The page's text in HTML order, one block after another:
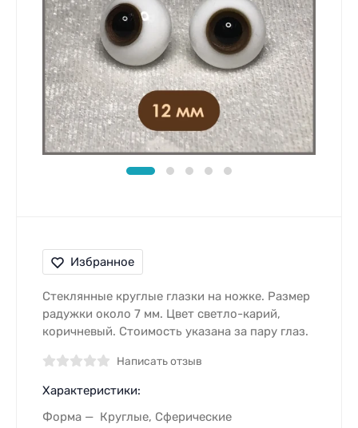
Избранное
Стеклянные круглые глазки на ножке. Размер
радужки около 7 мм. Цвет светло-карий,
коричневый. Стоимость указана за пару глаз.
Написать отзыв
Характеристики:
Форма
Круглые, Сферические